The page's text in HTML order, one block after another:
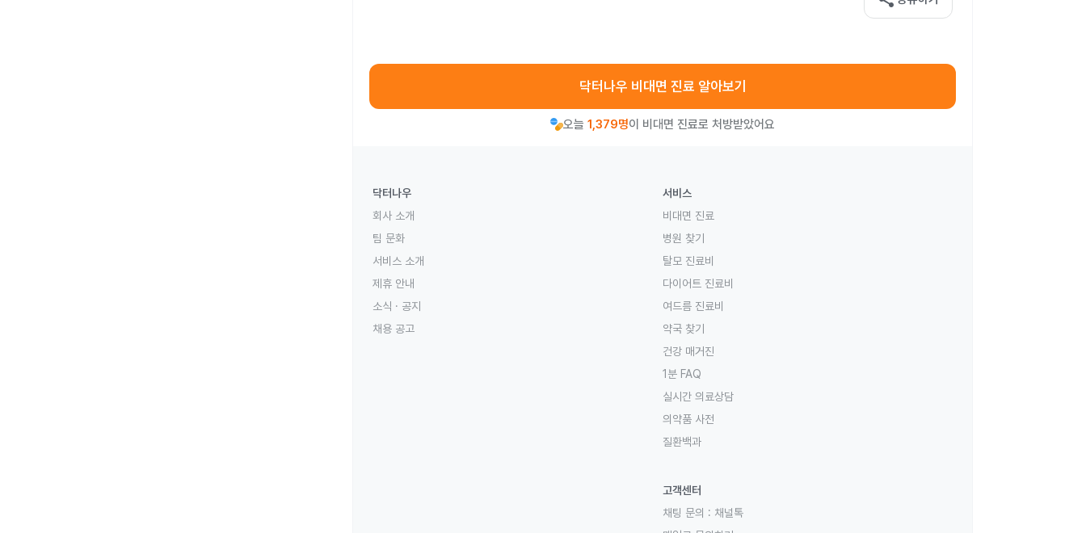
닥터나우 비대면 진료 알아보기
오늘 1,379명이 비대면 진료로 처방받았어요
닥터나우
회사 소개
팀 문화
서비스 소개
제휴 안내
소식 · 공지
채용 공고
서비스
비대면 진료
병원 찾기
탈모 진료비
다이어트 진료비
여드름 진료비
약국 찾기
건강 매거진
1분 FAQ
실시간 의료상담
의약품 사전
질환백과
고객센터
채팅 문의 : 채널톡